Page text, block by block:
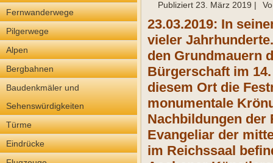
Fernwanderwege
Pilgerwege
Alpen
Bergbahnen
Baudenkmäler und
Sehenswürdigkeiten
Türme
Eindrücke
Publiziert 23. März 2019 |
23.03.2019: In
vieler
den Grundmauern
Bürgerschaft im
diesem Ort die
monumentale
Nachbildungen der
Evangeliar der
im Reichssaal